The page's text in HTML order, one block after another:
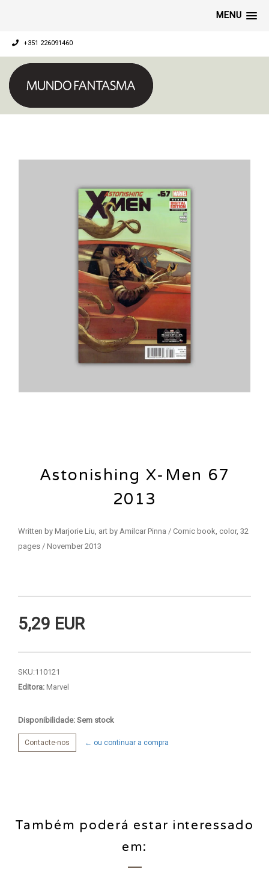
MENU
+351 226091460
Astonishing X-Men 67
2013
Written by Marjorie Liu, art by Amilcar Pinna / Comic book, color, 32
pages / November 2013
5,29 EUR
SKU:110121
Editora: Marvel
Disponibilidade: Sem stock
Contacte-nos ← ou continuar a compra
Também poderá estar interessado
em: